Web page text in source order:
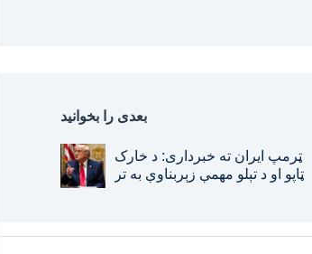
بعدی را بخوانید
ټرمپ ایران ته خبرداری: د خارک
ټاپو او د تېلو مهمې زېربناوې به تر